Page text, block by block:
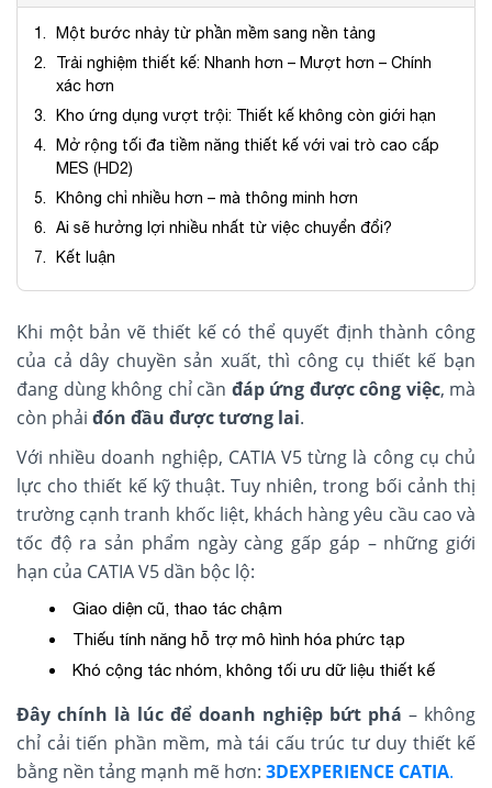
Một bước nhảy từ phần mềm sang nền tảng
Trải nghiệm thiết kế: Nhanh hơn – Mượt hơn – Chính
xác hơn
Kho ứng dụng vượt trội: Thiết kế không còn giới hạn
Mở rộng tối đa tiềm năng thiết kế với vai trò cao cấp
MES (HD2)
Không chỉ nhiều hơn – mà thông minh hơn
Ai sẽ hưởng lợi nhiều nhất từ việc chuyển đổi?
Kết luận
Khi một bản vẽ thiết kế có thể quyết định thành công
của cả dây chuyền sản xuất, thì công cụ thiết kế bạn
đang dùng không chỉ cần đáp ứng được công việc, mà
còn phải đón đầu được tương lai.
Với nhiều doanh nghiệp, CATIA V5từng là công cụ chủ
lực cho thiết kế kỹ thuật. Tuy nhiên, trong bối cảnh thị
trường cạnh tranh khốc liệt, khách hàng yêu cầu cao và
tốc độ ra sản phẩm ngày càng gấp gáp – những giới
hạn của CATIA V5 dần bộc lộ:
Giao diện cũ, thao tác chậm
Thiếu tính năng hỗ trợ mô hình hóa phức tạp
Khó cộng tác nhóm, không tối ưu dữ liệu thiết kế
Đây chính là lúc để doanh nghiệp bứt phá – không
chỉ cải tiến phần mềm, mà tái cấu trúc tư duy thiết kế
bằng nền tảng mạnh mẽ hơn: 3DEXPERIENCE CATIA.